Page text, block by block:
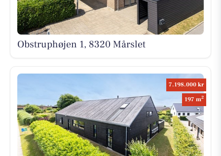
Obstruphøjen 1, 8320 Mårslet
7.198.000 kr
197 m2